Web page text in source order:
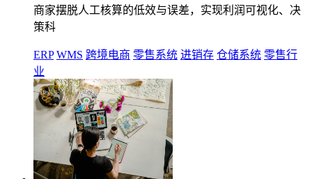
商家摆脱人工核算的低效与误差，实现利润可视化、决
策科
ERP WMS 跨境电商 零售系统 进销存 仓储系统 零售行
业